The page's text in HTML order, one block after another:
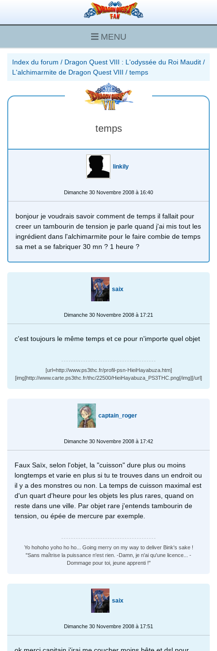
MENU
Index du forum / Dragon Quest VIII : L'odyssée du Roi Maudit /
L'alchimarmite de Dragon Quest VIII / temps
temps
linkily
Dimanche 30 Novembre 2008 à 16:40
bonjour je voudrais savoir comment de temps il fallait pour
creer un tambourin de tension je parle quand j'ai mis tout les
ingrédient dans l'alchimarmite pour le faire combie de temps
sa met a se fabriquer 30 mn ? 1 heure ?
saix
Dimanche 30 Novembre 2008 à 17:21
c'est toujours le même temps et ce pour n'importe quel objet
[url=http://www.ps3thc.fr/profil-psn-HieiHayabuza.htm]
[img]http://www.carte.ps3thc.fr/thc/22500/HieiHayabuza_PS3THC.png[/img][/url]
captain_roger
Dimanche 30 Novembre 2008 à 17:42
Faux Saïx, selon l'objet, la "cuisson" dure plus ou moins
longtemps et varie en plus si tu te trouves dans un endroit ou
il y a des monstres ou non. La temps de cuisson maximal est
d'un quart d'heure pour les objets les plus rares, quand on
reste dans une ville. Par objet rare j'entends tambourin de
tension, ou épée de mercure par exemple.
Yo hohoho yoho ho ho... Going merry on my way to deliver Bink's sake !
"Sans maîtrise la puissance n'est rien. -Damn, je n'ai qu'une licence... -
Dommage pour toi, jeune apprenti !"
saix
Dimanche 30 Novembre 2008 à 17:51